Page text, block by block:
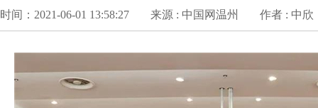
时间：2021-06-01 13:58:27 来源 : 中国网温州 作者 : 中欣